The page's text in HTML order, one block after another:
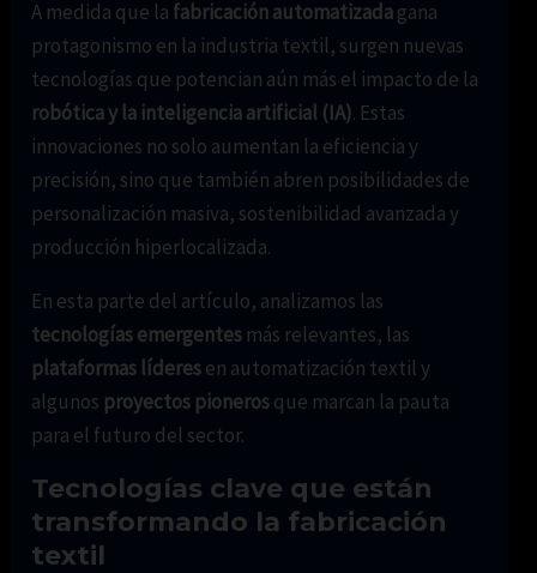
A medida que la fabricación automatizadagana
protagonismo en la industria textil, surgen nuevas
tecnologías que potencian aún más el impacto de la
robótica y la inteligencia artificial (IA). Estas
innovaciones no solo aumentan la eficiencia y
precisión, sino que también abren posibilidades de
personalización masiva, sostenibilidad avanzada y
producción hiperlocalizada.
En esta parte del artículo, analizamos las
tecnologías emergentes más relevantes, las
plataformas líderesen automatización textil y
algunos proyectos pionerosque marcan la pauta
para el futuro del sector.
Tecnologías clave que están
transformando la fabricación
textil